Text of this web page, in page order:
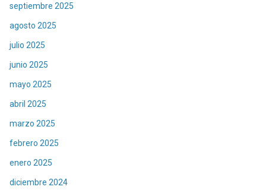
septiembre 2025
agosto 2025
julio 2025
junio 2025
mayo 2025
abril 2025
marzo 2025
febrero 2025
enero 2025
diciembre 2024